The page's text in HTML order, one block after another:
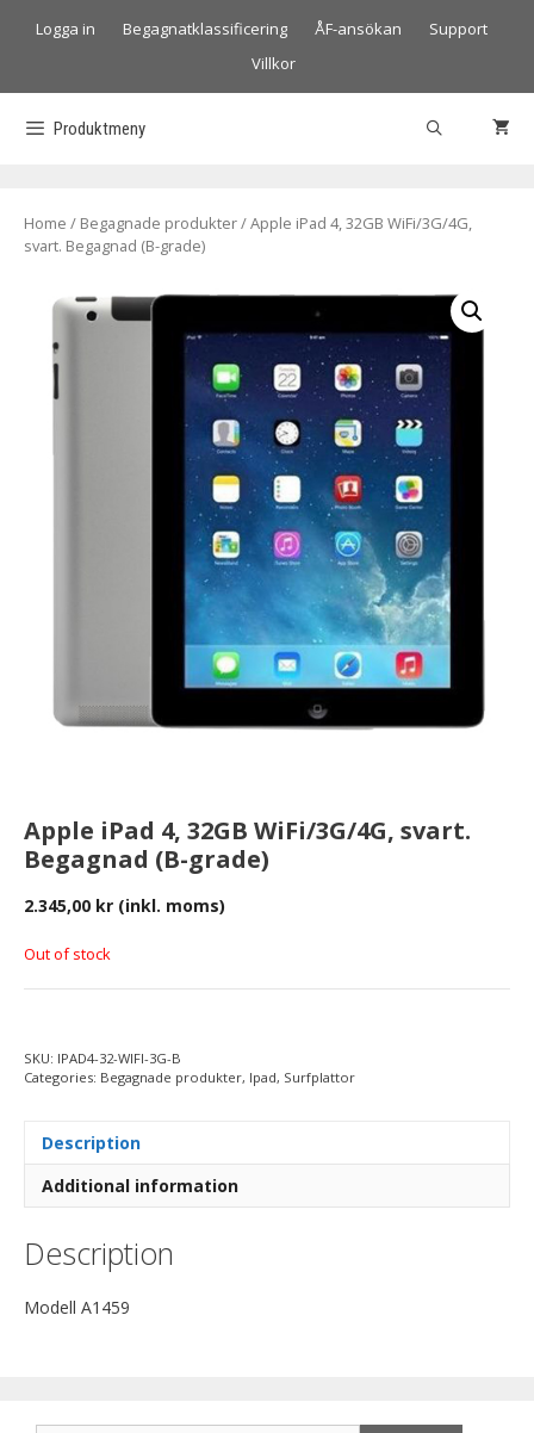
Logga in Begagnatklassificering ÅF-ansökan
Support
Villkor
Produktmeny
Home / Begagnade produkter/ Apple iPad 4, 32GB WiFi/3G/4G,
svart. Begagnad (B-grade)
Apple iPad 4, 32GB WiFi/3G/4G, svart.
Begagnad (B-grade)
2.345,00 kr (inkl. moms)
Out of stock
SKU: IPAD4-32-WIFI-3G-B
Categories: Begagnade produkter, Ipad, Surfplattor
Description
Additional information
Description
Modell A1459